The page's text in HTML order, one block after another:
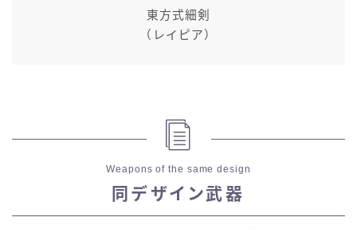
東方式細剣
（レイピア）
Weapons of the same design
同デザイン武器